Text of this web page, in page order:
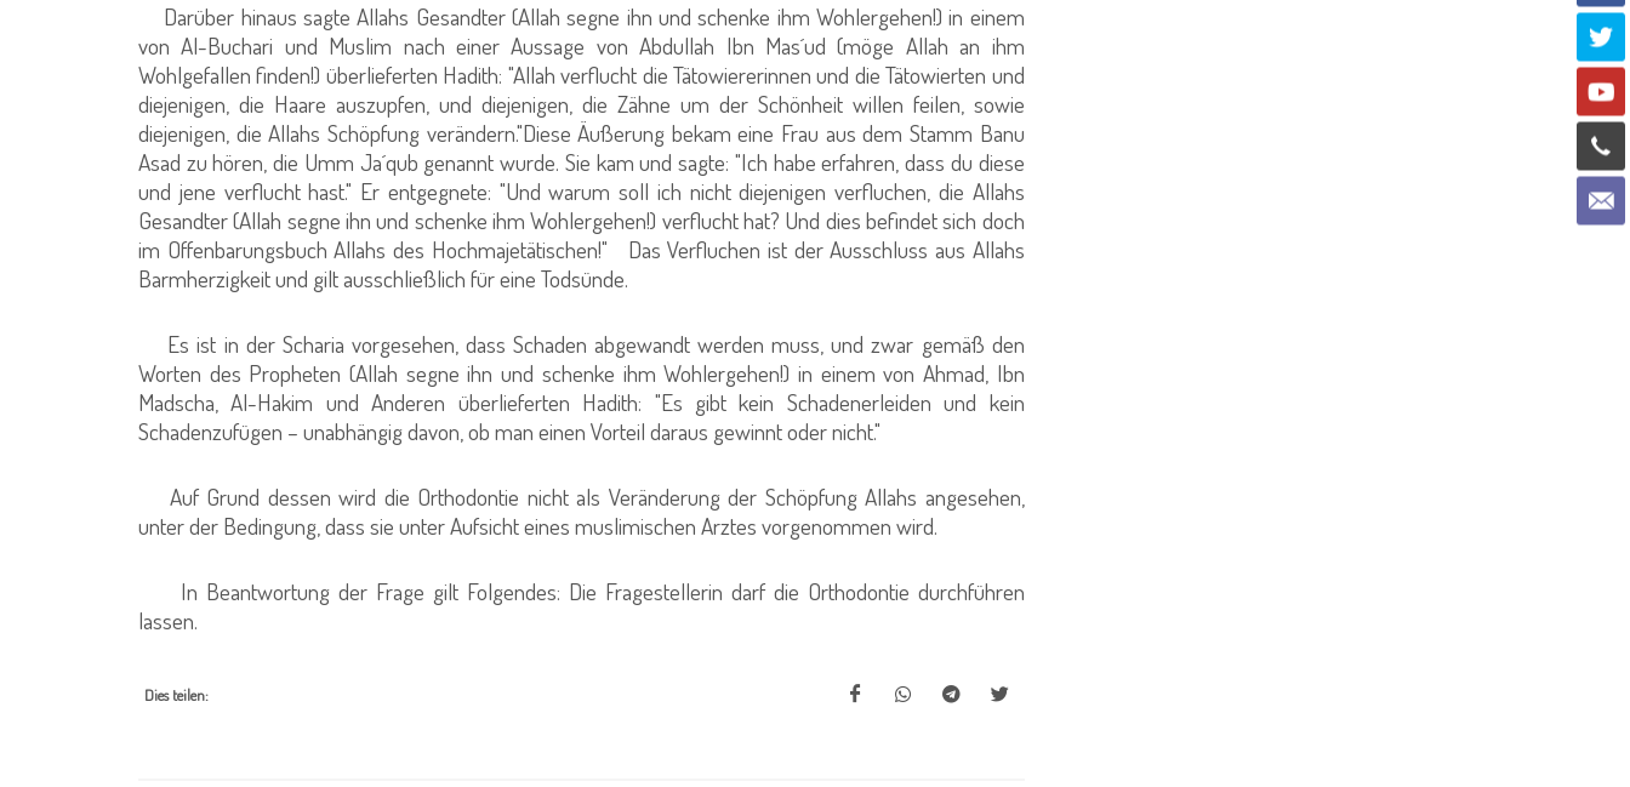
Darüber hinaus sagte Allahs Gesandter (Allah segne ihn und schenke ihm Wohlergehen!) in einem
von Al-Buchari und Muslim nach einer Aussage von Abdullah Ibn Mas´ud (möge Allah an ihm
Wohlgefallen finden!) überlieferten Hadith: "Allah verflucht die Tätowiererinnen und die Tätowierten und
diejenigen, die Haare auszupfen, und diejenigen, die Zähne um der Schönheit willen feilen, sowie
diejenigen, die Allahs Schöpfung verändern."Diese Äußerung bekam eine Frau aus dem Stamm Banu
Asad zu hören, die Umm Ja´qub genannt wurde. Sie kam und sagte: "Ich habe erfahren, dass du diese
und jene verflucht hast." Er entgegnete: "Und warum soll ich nicht diejenigen verfluchen, die Allahs
Gesandter (Allah segne ihn und schenke ihm Wohlergehen!) verflucht hat? Und dies befindet sich doch
im Offenbarungsbuch Allahs des Hochmajetätischen!" Das Verfluchen ist der Ausschluss aus Allahs
Barmherzigkeit und gilt ausschließlich für eine Todsünde.
Es ist in der Scharia vorgesehen, dass Schaden abgewandt werden muss, und zwar gemäß den
Worten des Propheten (Allah segne ihn und schenke ihm Wohlergehen!) in einem von Ahmad, Ibn
Madscha, Al-Hakim und Anderen überlieferten Hadith: "Es gibt kein Schadenerleiden und kein
Schadenzufügen – unabhängig davon, ob man einen Vorteil daraus gewinnt oder nicht."
Auf Grund dessen wird die Orthodontie nicht als Veränderung der Schöpfung Allahs angesehen,
unter der Bedingung, dass sie unter Aufsicht eines muslimischen Arztes vorgenommen wird.
In Beantwortung der Frage gilt Folgendes: Die Fragestellerin darf die Orthodontie durchführen
lassen.
Dies teilen: